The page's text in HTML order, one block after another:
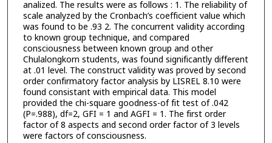
analized. The results were as follows : 1. The reliability of
scale analyzed by the Cronbach’s coefficient value which
was found to be .93 2. The concurrent validity according
to known group technique, and compared
consciousness between known group and other
Chulalongkorn students, was found significantly different
at .01 level. The construct validity was proved by second
order confirmatory factor analysis by LISREL 8.10 were
found consistant with empirical data. This model
provided the chi-square goodness-of fit test of .042
(P=.988), df=2, GFI = 1 and AGFI = 1. The first order
factor of 8 aspects and second order factor of 3 levels
were factors of consciousness.